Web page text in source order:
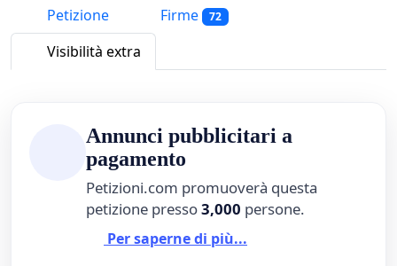
Petizione
Firme 72
Visibilità extra
Annunci pubblicitari a
pagamento
Petizioni.com promuoverà questa
petizione presso3,000 persone.
Per saperne di più...